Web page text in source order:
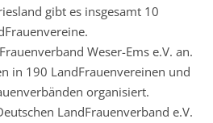
gibt es insgesamt 10
Weser-Ems e.V. an.
in 190 LandFrauenvereinen und
organisiert.
LandFrauenverband e.V.